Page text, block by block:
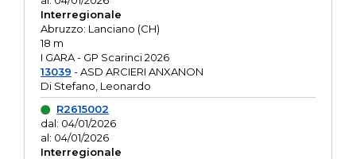
Interregionale
Abruzzo: Lanciano (CH)
18 m
I GARA - GP Scarinci 2026
13039 - ASD ARCIERI ANXANON
Di Stefano, Leonardo
R2615002
dal: 04/01/2026
al: 04/01/2026
Interregionale